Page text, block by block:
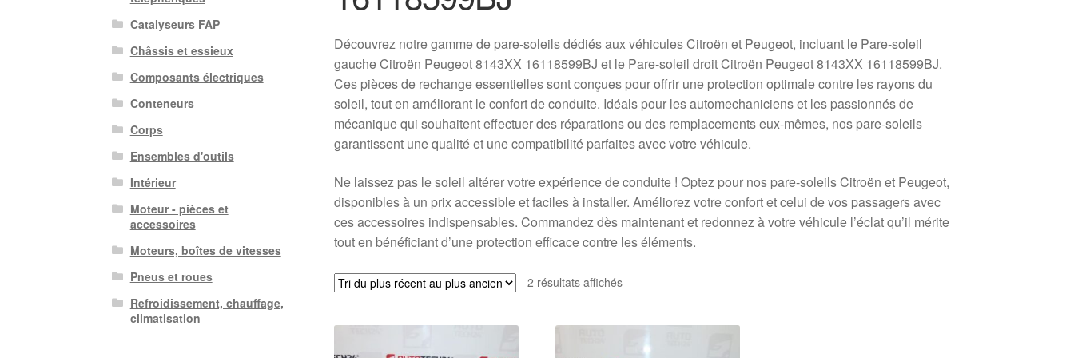
Découvrez notre gamme de pare-soleils dédiés aux véhicules Citroën et Peugeot, incluant le Pare-soleil
gauche Citroën Peugeot 8143XX 16118599BJ et le Pare-soleil droit Citroën Peugeot 8143XX 16118599BJ.
Ces pièces de rechange essentielles sont conçues pour offrir une protection optimale contre les rayons du
soleil, tout en améliorant le confort de conduite. Idéals pour les automechaniciens et les passionnés de
mécanique qui souhaitent effectuer des réparations ou des remplacements eux-mêmes, nos pare-soleils
garantissent une qualité et une compatibilité parfaites avec votre véhicule.
Ne laissez pas le soleil altérer votre expérience de conduite ! Optez pour nos pare-soleils Citroën et Peugeot,
disponibles à un prix accessible et faciles à installer. Améliorez votre confort et celui de vos passagers avec
ces accessoires indispensables. Commandez dès maintenant et redonnez à votre véhicule l’éclat qu’il mérite
tout en bénéficiant d’une protection efficace contre les éléments.
2 résultats affichésTrié
Catalyseurs FAP
Châssis et essieux
Composants électriques
Conteneurs
Corps
Ensembles d'outils
Intérieur
Moteur - pièces et
accessoires
Moteurs, boîtes de vitesses
Pneus et roues
Refroidissement, chauffage,
climatisation